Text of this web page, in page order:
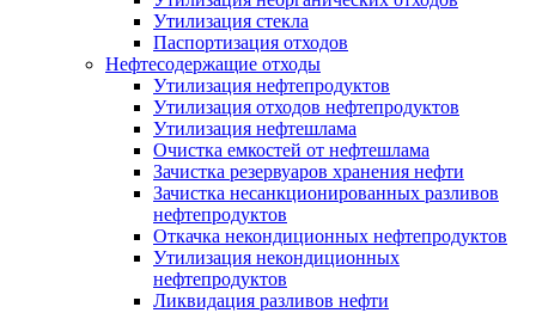
Утилизация стекла
Паспортизация отходов
Нефтесодержащие отходы
Утилизация нефтепродуктов
Утилизация отходов нефтепродуктов
Утилизация нефтешлама
Очистка емкостей от нефтешлама
Зачистка резервуаров хранения нефти
Зачистка несанкционированных разливов
нефтепродуктов
Откачка некондиционных нефтепродуктов
Утилизация некондиционных
нефтепродуктов
Ликвидация разливов нефти